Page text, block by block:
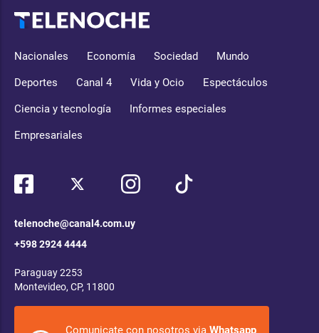
Nacionales Economía Sociedad Mundo
Deportes Canal 4 Vida y Ocio Espectáculos
Ciencia y tecnología Informes especiales
Empresariales
telenoche@canal4.com.uy
+598 2924 4444
Paraguay 2253
Montevideo, CP, 11800
Comunicate con nosotros via Whatsapp